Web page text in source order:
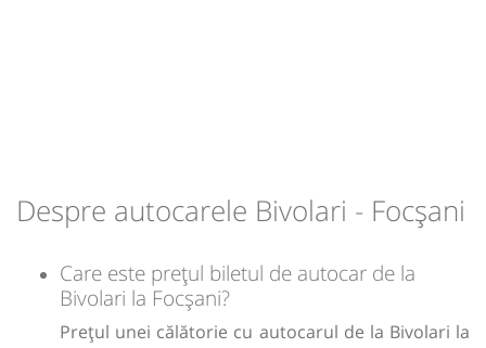
Autogara Ulderic Iosif SRL
10692
Dotări:
Afiseaza itinerariu
Despre autocarele Bivolari - Focșani
Care este prețul biletul de autocar de la
Bivolari la Focșani?
Prețul unei călătorie cu autocarul de la Bivolari la